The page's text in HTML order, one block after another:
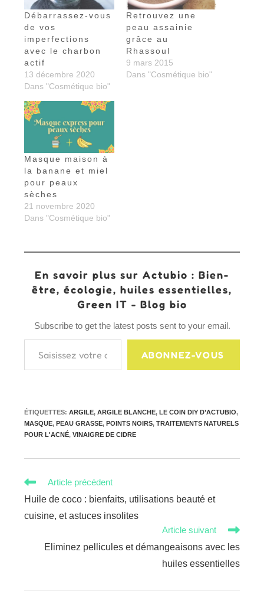
Débarrassez-vous
de vos
imperfections
avec le charbon
actif
13 décembre 2020
Dans "Cosmétique bio"
Retrouvez une
peau assainie
grâce au
Rhassoul
9 mars 2015
Dans "Cosmétique bio"
Masque maison à
la banane et miel
pour peaux
sèches
21 novembre 2020
Dans "Cosmétique bio"
En savoir plus sur Actubio : Bien-
être, écologie, huiles essentielles,
Green IT - Blog bio
Subscribe to get the latest posts sent to your email.
Saisissez votre adresse e-mail…
ABONNEZ-VOUS
ÉTIQUETTES:ARGILE, ARGILE BLANCHE, LE COIN DIY D’ACTUBIO,
MASQUE, PEAU GRASSE, POINTS NOIRS, TRAITEMENTS NATURELS
POUR L'ACNÉ, VINAIGRE DE CIDRE
Read
articles
Article précédent
Huile de coco : bienfaits, utilisations beauté et
cuisine, et astuces insolites
Article suivant
Eliminez pellicules et démangeaisons avec les
huiles essentielles